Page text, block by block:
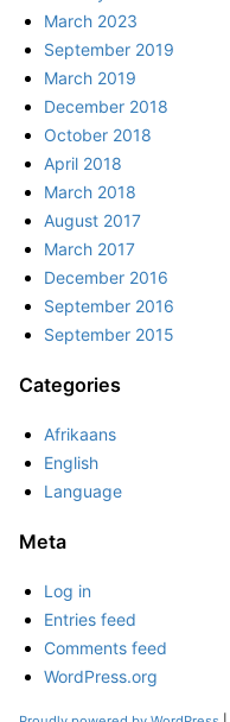
March 2023
September 2019
March 2019
December 2018
October 2018
April 2018
March 2018
August 2017
March 2017
December 2016
September 2016
September 2015
Categories
Afrikaans
English
Language
Meta
Log in
Entries feed
Comments feed
WordPress.org